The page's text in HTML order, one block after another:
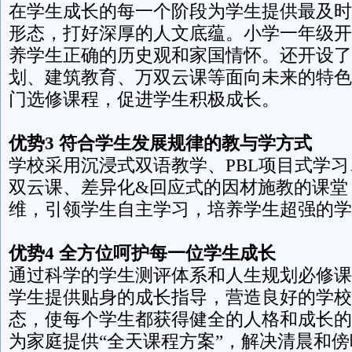
在学生成长的每一个阶段为学生提供最及
形态，打好深厚的人文底蕴。小学一年级
养学生正确的历史观和家国情怀。还开设
划、建筑教育、万双云课等面向未来的特
门选修课程，促进学生积极成长。
优势3 符合学生发展规律的教与学方式
学校采用沉浸式双语教学、PBL项目式学
双云课、差异化&回应式的因材施教的课
维，引领学生自主学习，培养学生超强的
优势4 全方位呵护每一位学生成长
通过科学的学生测评体系和人生规划必修
学生提供贴身的成长指导，营造良好的学
态，使每个学生都获得健全的人格和成长
为家庭提供“全天课程方案”，解决清晨和